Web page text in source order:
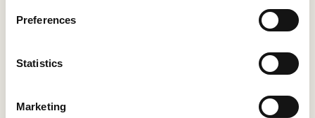
Preferences
Statistics
Marketing